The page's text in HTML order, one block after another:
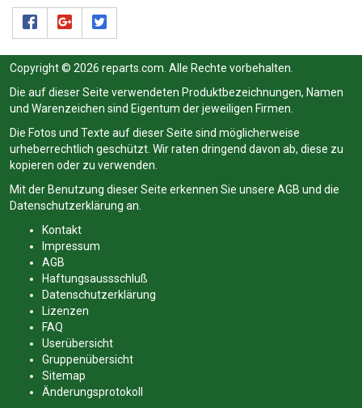
Copyright © 2026 reparts.com. Alle Rechte vorbehalten.
Die auf dieser Seite verwendeten Produktbezeichnungen, Namen
und Warenzeichen sind Eigentum der jeweiligen Firmen.
Die Fotos und Texte auf dieser Seite sind möglicherweise
urheberrechtlich geschützt. Wir raten dringend davon ab, diese zu
kopieren oder zu verwenden.
Mit der Benutzung dieser Seite erkennen Sie unsere AGB und die
Datenschutzerklärung an.
Kontakt
Impressum
AGB
Haftungsaussschluß
Datenschutzerklärung
Lizenzen
FAQ
Userübersicht
Gruppenübersicht
Sitemap
Änderungsprotokoll